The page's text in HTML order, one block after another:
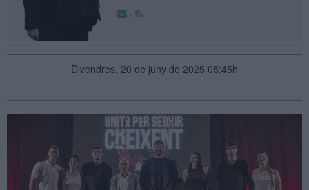
·
Divendres, 20 de juny de 2025 05:45h